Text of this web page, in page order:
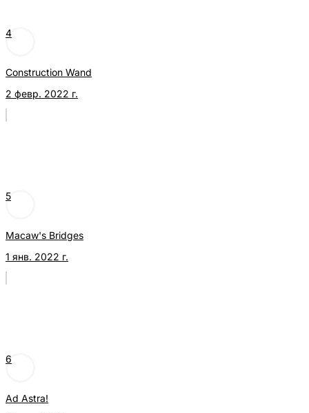
4
Construction Wand
2 февр. 2022 г.
5
Macaw's Bridges
1 янв. 2022 г.
6
Ad Astra!